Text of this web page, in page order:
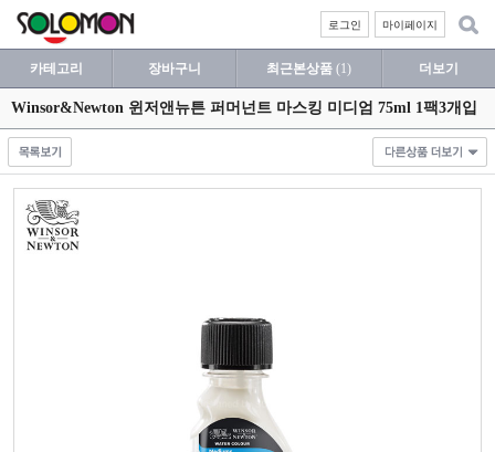
마이페이지
로그인
카테고리 장바구니 최근본상품 (1) 더보기
Winsor&Newton 윈저앤뉴튼 퍼머넌트 마스킹 미디엄 75ml 1팩3개입